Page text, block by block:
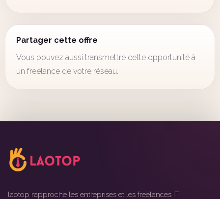
Partager cette offre
Vous pouvez aussi transmettre cette opportunité à
un freelance de votre réseau.
laotop rapproche les entreprises et les freelances IT